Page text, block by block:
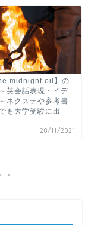
midnight oil】の
英会話表現・イデ
ネクステや参考書
も大学受験に出
28/11/2021